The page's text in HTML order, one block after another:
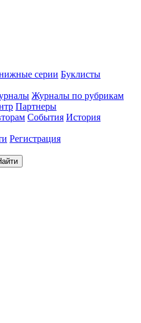
серии Буклисты
Журналы по рубрикам
Партнеры
События История
Регистрация